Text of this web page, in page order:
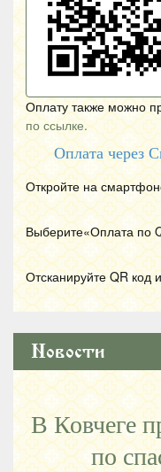
Оплату также можно
по ссылке.
Оплата через
Откройте на
Выберите«Оплата по
Отсканируйте QR код
Новости
В Ковчеге
по